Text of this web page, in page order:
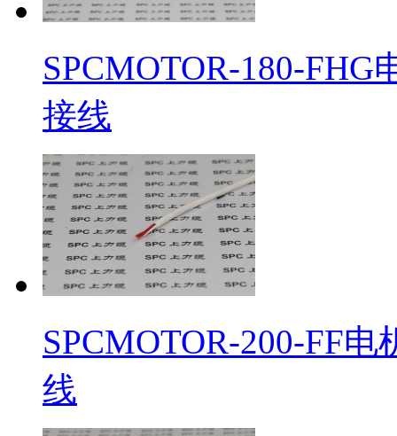
SPCMOTOR-180-
接线
SPCMOTOR-200-FF
线